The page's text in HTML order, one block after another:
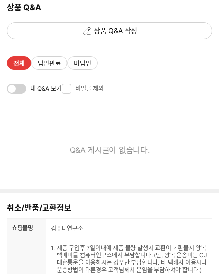
상품 Q&A
상품 Q&A 작성
전체 답변완료 미답변
내 Q&A 보기 비밀글 제외
Q&A 게시글이 없습니다.
취소/반품/교환정보
쇼핑몰명 컴퓨터연구소
제품 구입후 7일이내에 제품 불량 발생시 교환이나 환불시 왕복
택배비를 컴퓨터연구소에서 부담합니다. (단, 왕복 운송비는 CJ
대한통운을 이용하시는 경우만 부담합니다. 타 택배사 이용시나
운송방법이 다른경우 고객님께서 운임을 부담하셔야 합니다.)